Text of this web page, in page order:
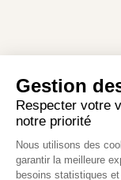
Pagination Page
courante
1